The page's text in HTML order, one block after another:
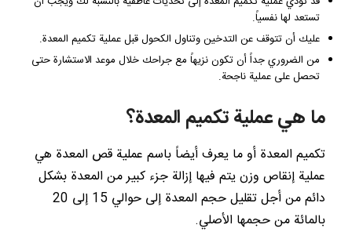
تستعد لها نفسياً.
عليك أن تتوقف عن التدخين وتناول الكحول قبل عملية تكميم المعدة.
من الضروري جداً أن تكون نزيهاً مع جراحك خلال موعد الاستشارة حتى
تحصل على عملية ناجحة.
ما هي عملية تكميم المعدة؟
تكميم المعدة أو ما يعرف أيضاً باسم عملية قص المعدة هي
عملية إنقاص وزن يتم فيها إزالة جزء كبير من المعدة بشكل
دائم من أجل تقليل حجم المعدة إلى حوالي 15 إلى 20
بالمائة من حجمها الأصلي.